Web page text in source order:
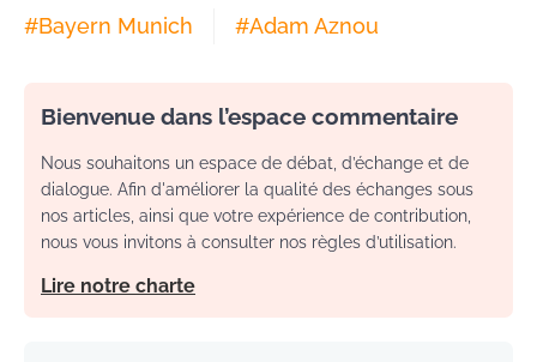
#Bayern Munich #Adam Aznou
Bienvenue dans l’espace commentaire
Nous souhaitons un espace de débat, d’échange et de
dialogue. Afin d'améliorer la qualité des échanges sous
nos articles, ainsi que votre expérience de contribution,
nous vous invitons à consulter nos règles d’utilisation.
Lire notre charte